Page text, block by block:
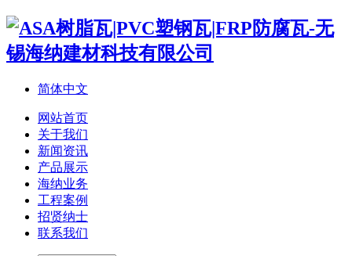
简体中文
网站首页
关于我们
新闻资讯
产品展示
海纳业务
工程案例
招贤纳士
联系我们